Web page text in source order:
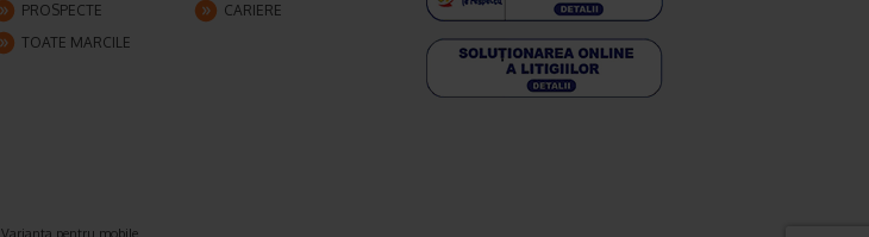
PROSPECTE
CARIERE
TOATE MARCILE
Varianta pentru mobile